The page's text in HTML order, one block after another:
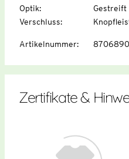
Optik:
Gestreift
Verschluss:
Artikelnummer:
Zertifikate &